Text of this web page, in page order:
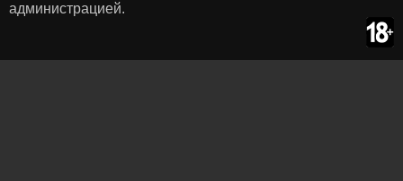
администрацией.